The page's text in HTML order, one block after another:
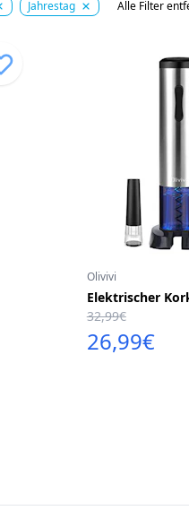
Jahrestag Alle Filter
Olivivi
Elektrischer
32,99€
26,99€